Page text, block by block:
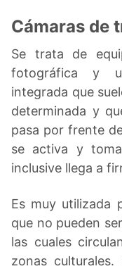
Cámaras de
Se trata de
fotográfica y
integrada que
determinada y
pasa por frente
se activa y
inclusive llega a
Es muy utilizada
que no pueden
las cuales
zonas